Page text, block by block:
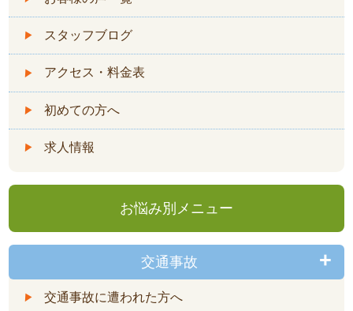
スタッフブログ
アクセス・料金表
初めての方へ
求人情報
お悩み別メニュー
交通事故
交通事故に遭われた方へ